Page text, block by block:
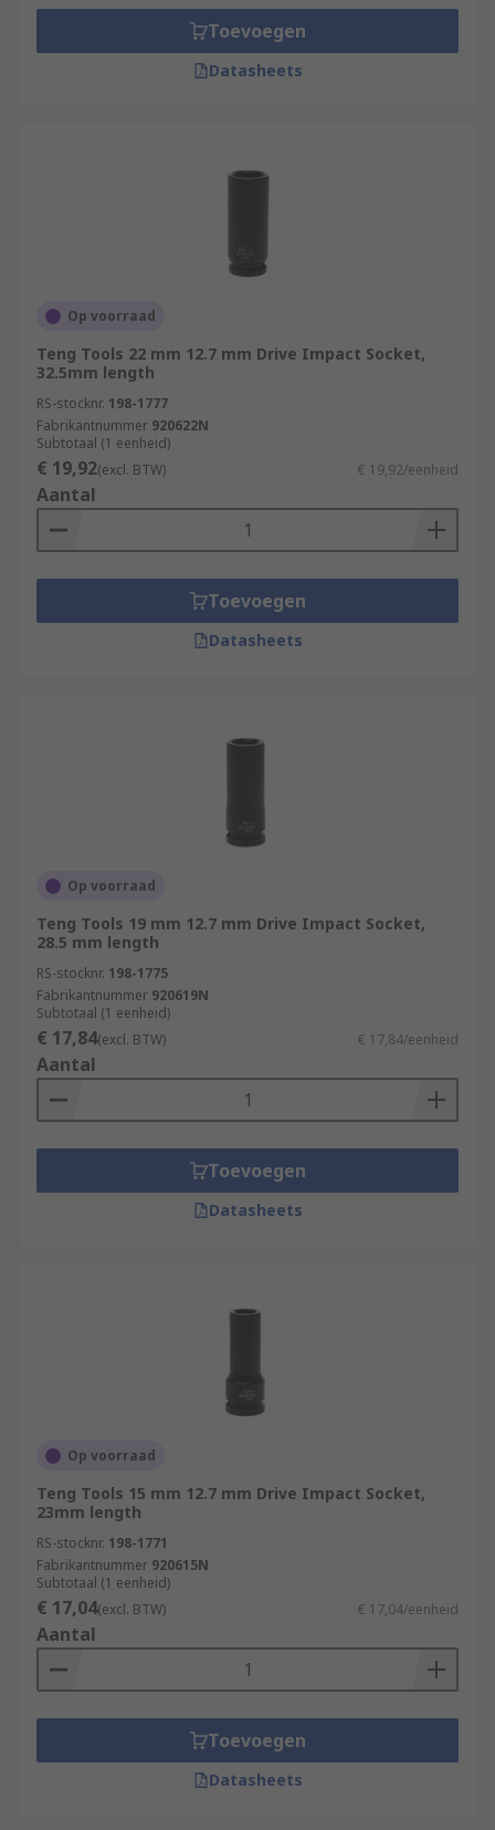
Toevoegen
Datasheets
Op voorraad
Teng Tools 22 mm 12.7 mm Drive Impact Socket,
32.5mm length
RS-stocknr. 198-1777
Fabrikantnummer 920622N
Subtotaal (1 eenheid)
€ 19,92(excl. BTW) € 19,92/eenheid
Aantal
Toevoegen
Datasheets
Op voorraad
Teng Tools 19 mm 12.7 mm Drive Impact Socket,
28.5 mm length
RS-stocknr. 198-1775
Fabrikantnummer 920619N
Subtotaal (1 eenheid)
€ 17,84(excl. BTW) € 17,84/eenheid
Aantal
Toevoegen
Datasheets
Op voorraad
Teng Tools 15 mm 12.7 mm Drive Impact Socket,
23mm length
RS-stocknr. 198-1771
Fabrikantnummer 920615N
Subtotaal (1 eenheid)
€ 17,04(excl. BTW) € 17,04/eenheid
Aantal
Toevoegen
Datasheets